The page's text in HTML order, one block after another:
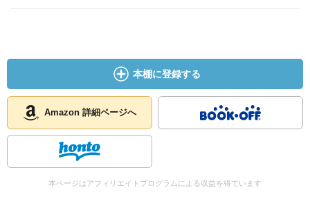
本棚に登録する
Amazon 詳細ページへ
本ページはアフィリエイトプログラムによる収益を得ています